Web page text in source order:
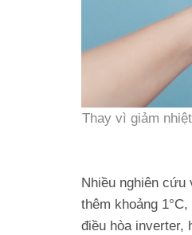
Thay vì giảm
Nhiều nghiên cứu
thêm khoảng
điều hòa inverter,